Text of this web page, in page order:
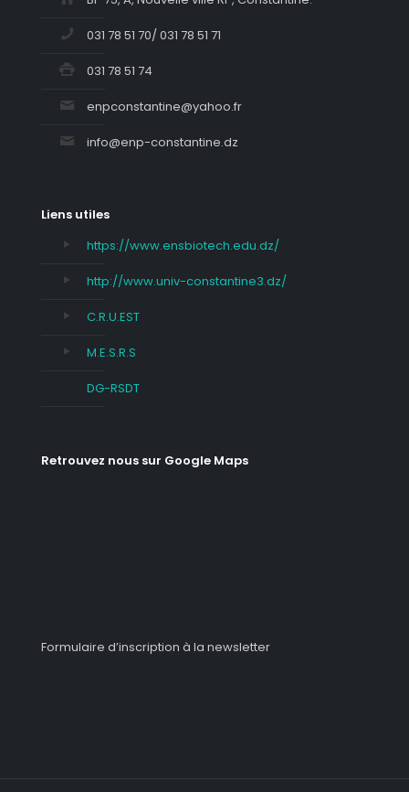
031 78 51 70/ 031 78 51 71
031 78 51 74
enpconstantine@yahoo.fr
info@enp-constantine.dz
Liens utiles
https://www.ensbiotech.edu.dz/
http://www.univ-constantine3.dz/
C.R.U.EST
M.E.S.R.S
DG-RSDT
Retrouvez nous sur Google Maps
Formulaire d’inscription à la newsletter